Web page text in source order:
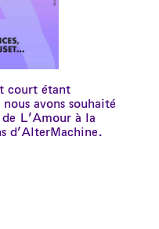
court étant
avons souhaité
L’Amour à la
d’AlterMachine.